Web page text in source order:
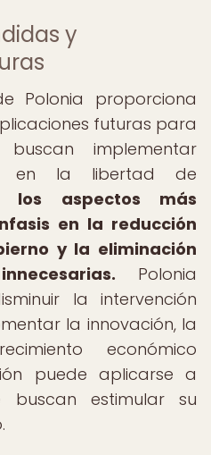
y
Polonia proporciona
futuras para
implementar
en la libertad de
los aspectos más
en la reducción
y la eliminación
Polonia
la intervención
la innovación, la
económico
puede aplicarse a
buscan estimular su